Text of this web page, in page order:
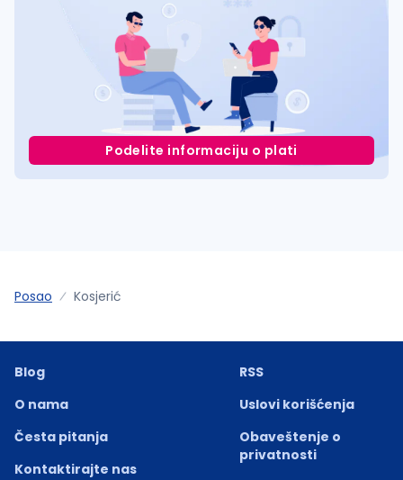
Podelite informaciju o plati
Posao Kosjerić
Blog
O nama
Česta pitanja
Kontaktirajte nas
RSS
Uslovi korišćenja
Obaveštenje o
privatnosti